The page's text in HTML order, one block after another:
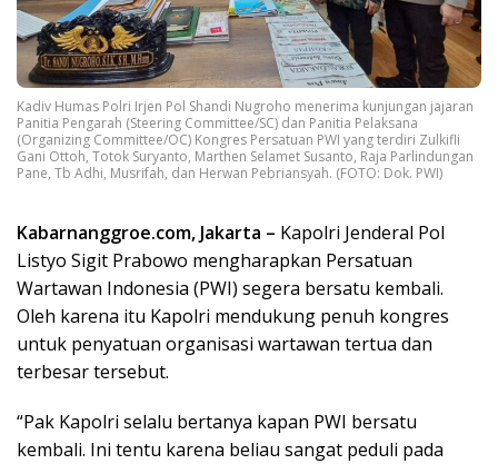
Kadiv Humas Polri Irjen Pol Shandi Nugroho menerima kunjungan jajaran
Panitia Pengarah (Steering Committee/SC) dan Panitia Pelaksana
(Organizing Committee/OC) Kongres Persatuan PWI yang terdiri Zulkifli
Gani Ottoh, Totok Suryanto, Marthen Selamet Susanto, Raja Parlindungan
Pane, Tb Adhi, Musrifah, dan Herwan Pebriansyah. (FOTO: Dok. PWI)
Kabarnanggroe.com, Jakarta – Kapolri Jenderal Pol
Listyo Sigit Prabowo mengharapkan Persatuan
Wartawan Indonesia (PWI) segera bersatu kembali.
Oleh karena itu Kapolri mendukung penuh kongres
untuk penyatuan organisasi wartawan tertua dan
terbesar tersebut.
“Pak Kapolri selalu bertanya kapan PWI bersatu
kembali. Ini tentu karena beliau sangat peduli pada